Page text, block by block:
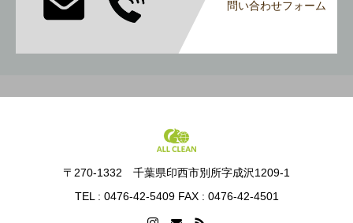
問い合わせフォーム
〒270-1332 千葉県印西市別所字成沢1209-1
TEL : 0476-42-5409 FAX : 0476-42-4501